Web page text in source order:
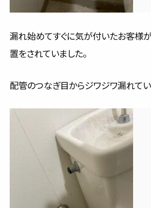
漏れ始めてすぐに気が付いたお客様
置をされていました。
配管のつなぎ目からジワジワ漏れて